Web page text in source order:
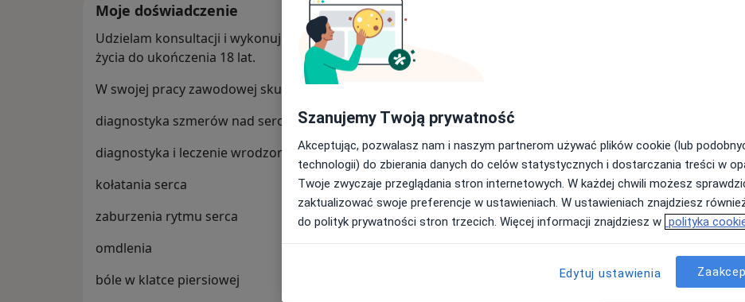
Moje doświadczenie
Udzielam konsultacji i wykonuję badania echo serca u dzieci od pierwszych dni
życia do ukończenia 18 lat.
W swojej pracy zawodowej skupiam się na następujących zagadnieniach:
diagnostyka szmerów nad sercem
diagnostyka i leczenie wrodzonych wad serca
kołatania serca
zaburzenia rytmu serca
omdlenia
bóle w klatce piersiowej
Szanujemy Twoją prywatność
Akceptując, pozwalasz nam i naszym partnerom używać plików cookie (lub
technologii) do zbierania danych do celów statystycznych i dostarczania treści w
Twoje zwyczaje przeglądania stron internetowych. W każdej chwili możesz
zaktualizować swoje preferencje w ustawieniach. W ustawieniach znajdziesz
do polityk prywatności stron trzecich. Więcej informacji znajdziesz w polityka
Edytuj ustawienia